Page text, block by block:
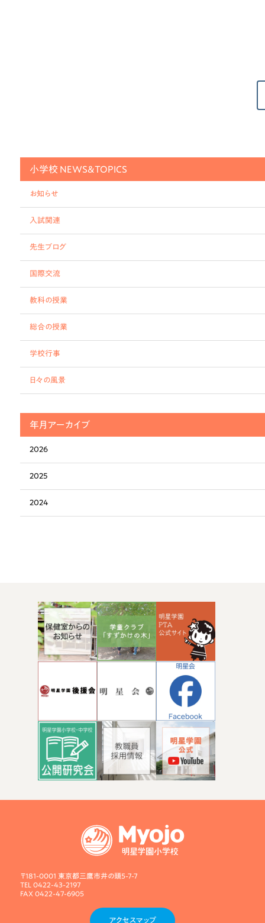
小学校 NEWS&TOPICS
お知らせ
入試関連
先生ブログ
国際交流
教科の授業
総合の授業
学校行事
日々の風景
年月アーカイブ
2026
2025
2024
〒181-0001 東京都三鷹市井の頭5-7-7
TEL 0422-43-2197
FAX 0422-47-6905
アクセスマップ